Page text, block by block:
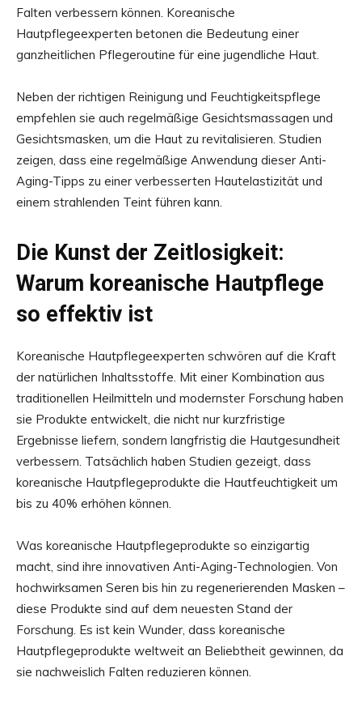
Falten verbessern können. Koreanische
Hautpflegeexperten betonen die Bedeutung einer
ganzheitlichen Pflegeroutine für eine jugendliche Haut.
Neben der richtigen Reinigung und Feuchtigkeitspflege
empfehlen sie auch regelmäßige Gesichtsmassagen und
Gesichtsmasken, um die Haut zu revitalisieren. Studien
zeigen, dass eine regelmäßige Anwendung dieser Anti-
Aging-Tipps zu einer verbesserten Hautelastizität und
einem strahlenden Teint führen kann.
Die Kunst der Zeitlosigkeit:
Warum koreanische Hautpflege
so effektiv ist
Koreanische Hautpflegeexperten schwören auf die Kraft
der natürlichen Inhaltsstoffe. Mit einer Kombination aus
traditionellen Heilmitteln und modernster Forschung haben
sie Produkte entwickelt, die nicht nur kurzfristige
Ergebnisse liefern, sondern langfristig die Hautgesundheit
verbessern. Tatsächlich haben Studien gezeigt, dass
koreanische Hautpflegeprodukte die Hautfeuchtigkeit um
bis zu 40% erhöhen können.
Was koreanische Hautpflegeprodukte so einzigartig
macht, sind ihre innovativen Anti-Aging-Technologien. Von
hochwirksamen Seren bis hin zu regenerierenden Masken –
diese Produkte sind auf dem neuesten Stand der
Forschung. Es ist kein Wunder, dass koreanische
Hautpflegeprodukte weltweit an Beliebtheit gewinnen, da
sie nachweislich Falten reduzieren können.